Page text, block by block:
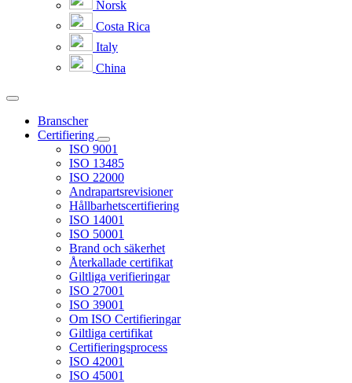
Norsk
Costa Rica
Italy
China
Branscher
Certifiering
ISO 9001
ISO 13485
ISO 22000
Andrapartsrevisioner
Hållbarhetscertifiering
ISO 14001
ISO 50001
Brand och säkerhet
Återkallade certifikat
Giltliga verifieringar
ISO 27001
ISO 39001
Om ISO Certifieringar
Giltliga certifikat
Certifieringsprocess
ISO 42001
ISO 45001